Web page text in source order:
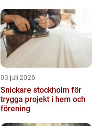
03 juli 2026
Snickare stockholm för
trygga projekt i hem och
förening